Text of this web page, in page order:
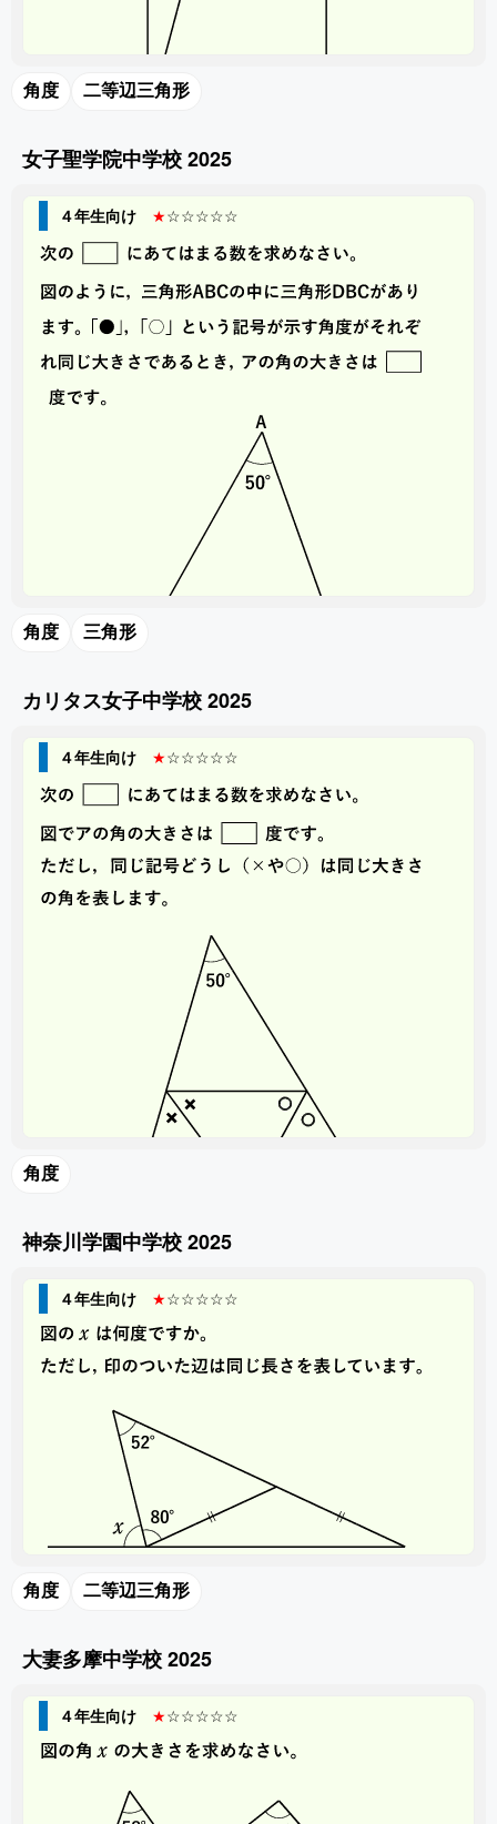
角度 二等辺三角形
女子聖学院中学校 2025
４年生向け ★☆☆☆☆☆
角度 三角形
カリタス女子中学校 2025
４年生向け ★☆☆☆☆☆
角度
神奈川学園中学校 2025
４年生向け ★☆☆☆☆☆
角度 二等辺三角形
大妻多摩中学校 2025
４年生向け ★☆☆☆☆☆